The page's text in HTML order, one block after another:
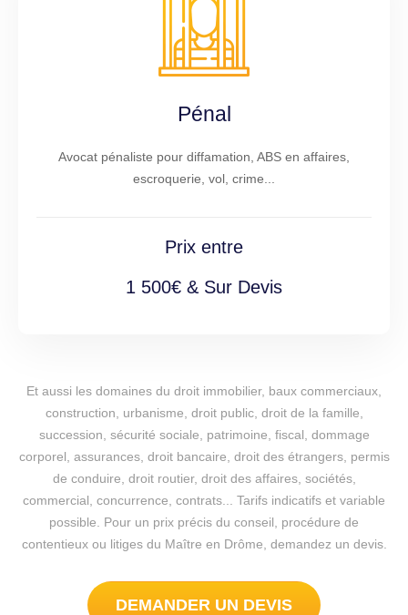
Pénal
Avocat pénaliste pour diffamation, ABS en affaires,
escroquerie, vol, crime...
Prix entre
1 500€ & Sur Devis
Et aussi les domaines du droit immobilier, baux commerciaux,
construction, urbanisme, droit public, droit de la famille,
succession, sécurité sociale, patrimoine, fiscal, dommage
corporel, assurances, droit bancaire, droit des étrangers, permis
de conduire, droit routier, droit des affaires, sociétés,
commercial, concurrence, contrats... Tarifs indicatifs et variable
possible. Pour un prix précis du conseil, procédure de
contentieux ou litiges du Maître en Drôme, demandez un devis.
DEMANDER UN DEVIS